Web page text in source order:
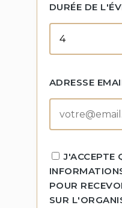
DURÉE DE
ADRESSE
J'ACCEPTE
POUR
SUR